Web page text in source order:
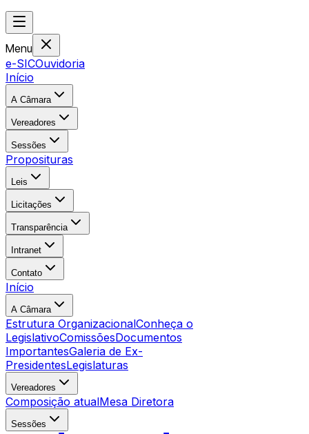
Menu
e-SICOuvidoria
Início
A Câmara
Vereadores
Sessões
Proposituras
Leis
Licitações
Transparência
Intranet
Contato
Início
A Câmara
Estrutura OrganizacionalConheça o
LegislativoComissõesDocumentos
ImportantesGaleria de Ex-
PresidentesLegislaturas
Vereadores
Composição atualMesa Diretora
Sessões